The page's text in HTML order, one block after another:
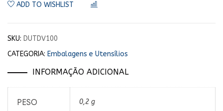
ADD TO WISHLIST
SKU: DUTDV100
CATEGORIA: Embalagens e Utensílios
INFORMAÇÃO ADICIONAL
PESO 0,2 g